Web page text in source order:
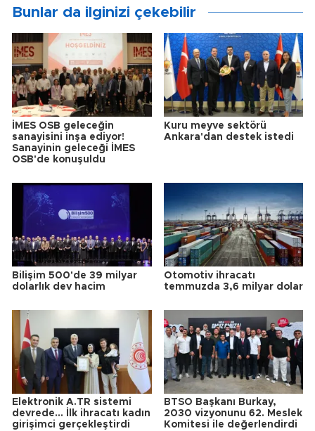
Bunlar da ilginizi çekebilir
İMES OSB geleceğin
sanayisini inşa ediyor!
Sanayinin geleceği İMES
OSB'de konuşuldu
Kuru meyve sektörü
Ankara'dan destek istedi
Bilişim 500'de 39 milyar
dolarlık dev hacim
Otomotiv ihracatı
temmuzda 3,6 milyar dolar
Elektronik A.TR sistemi
devrede... İlk ihracatı kadın
girişimci gerçekleştirdi
BTSO Başkanı Burkay,
2030 vizyonunu 62. Meslek
Komitesi ile değerlendirdi